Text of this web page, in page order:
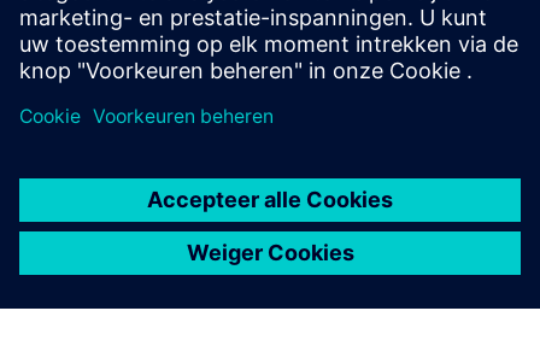
Inschrijven